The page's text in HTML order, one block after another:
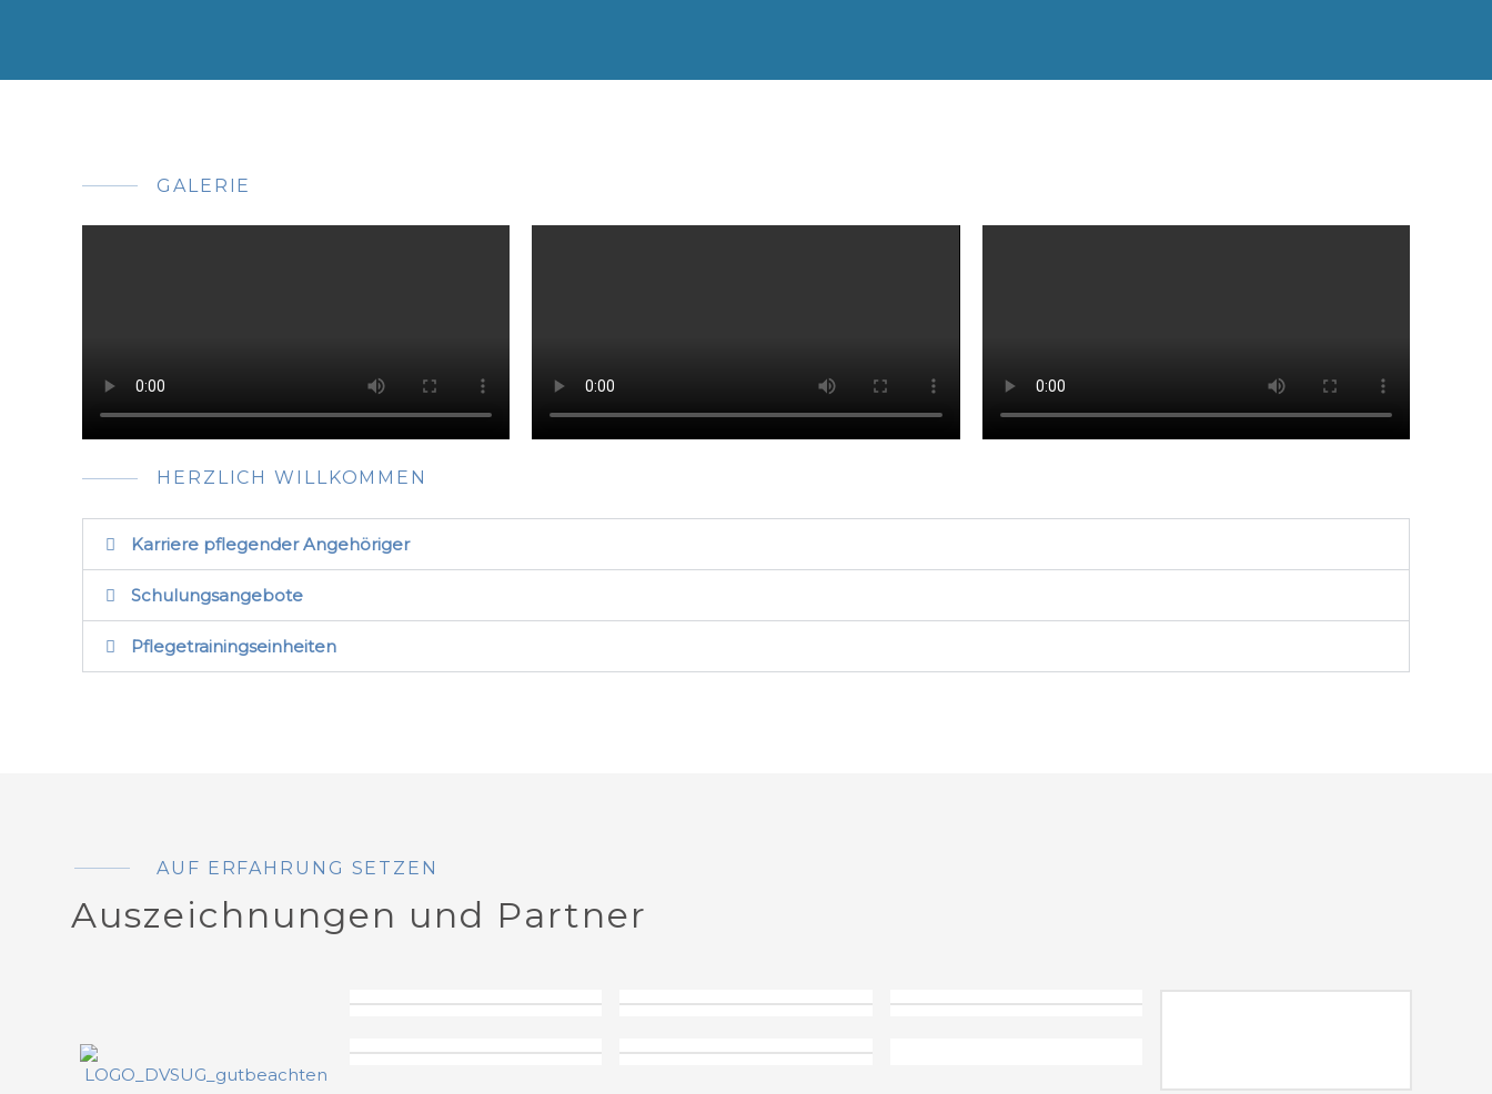
GALERIE
HERZLICH WILLKOMMEN
Karriere pflegender Angehöriger
Schulungsangebote
Pflegetrainingseinheiten
AUF ERFAHRUNG SETZEN
Auszeichnungen und Partner